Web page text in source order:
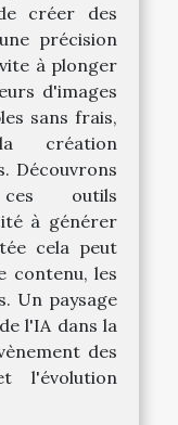
créer des
précision
à plonger
d'images
sans frais,
création
Découvrons
ces outils
à générer
cela peut
contenu, les
Un paysage
l'IA dans la
des
l'évolution